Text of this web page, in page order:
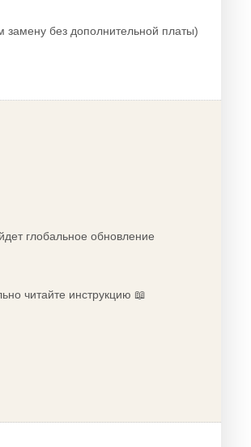
без дополнительной платы)
глобальное обновление
читайте инструкцию 📖